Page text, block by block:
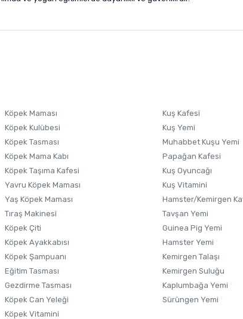
Ürünü Satın Al ve Yorumla
Gönder
Köpek Maması
Köpek Kulübesi
Köpek Tasması
Köpek Mama Kabı
Köpek Taşıma Kafesi
Yavru Köpek Maması
Yaş Köpek Maması
Tıraş Makinesi
Köpek Çiti
Köpek Ayakkabısı
Köpek Şampuanı
Eğitim Tasması
Gezdirme Tasması
Köpek Can Yeleği
Köpek Vitamini
Kuş Kafesi
Kuş Yemi
Muhabbet Kuşu Yemi
Papağan Kafesi
Kuş Oyuncağı
Kuş Vitamini
Hamster/Kemirgen
Tavşan Yemi
Guinea Pig Yemi
Hamster Yemi
Kemirgen Talaşı
Kemirgen Suluğu
Kaplumbağa Yemi
Sürüngen Yemi